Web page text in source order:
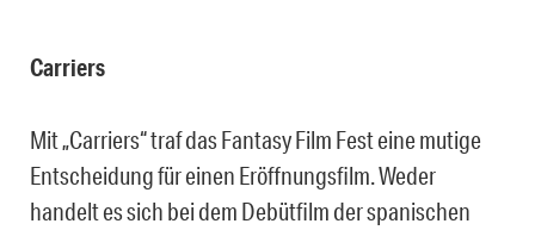
Carriers
Mit „Carriers“ traf das Fantasy Film Fest eine mutige
Entscheidung für einen Eröffnungsfilm. Weder
handelt es sich bei dem Debütfilm der spanischen